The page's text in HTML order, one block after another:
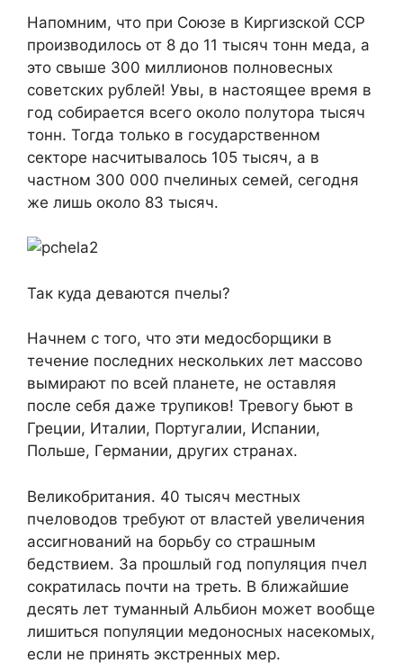
Напомним, что при Союзе в Киргизской ССР
производилось от 8 до 11 тысяч тонн меда, а
это свыше 300 миллионов полновесных
советских рублей! Увы, в настоящее время в
год собирается всего около полутора тысяч
тонн. Тогда только в государственном
секторе насчитывалось 105 тысяч, а в
частном 300 000 пчелиных семей, сегодня
же лишь около 83 тысяч.
Так куда деваются пчелы?
Начнем с того, что эти медосборщики в
течение последних нескольких лет массово
вымирают по всей планете, не оставляя
после себя даже трупиков! Тревогу бьют в
Греции, Италии, Португалии, Испании,
Польше, Германии, других странах.
Великобритания. 40 тысяч местных
пчеловодов требуют от властей увеличения
ассигнований на борьбу со страшным
бедствием. За прошлый год популяция пчел
сократилась почти на треть. В ближайшие
десять лет туманный Альбион может вообще
лишиться популяции медоносных насекомых,
если не принять экстренных мер.